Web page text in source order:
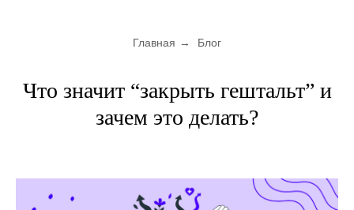
Главная → Блог
Что значит “закрыть гештальт” и
зачем это делать?